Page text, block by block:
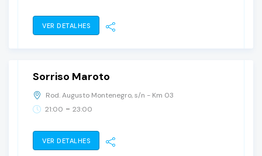
VER DETALHES
28 junho, 2025
Sorriso Maroto
Rod. Augusto Montenegro, s/n - Km 03
21:00 - 23:00
VER DETALHES